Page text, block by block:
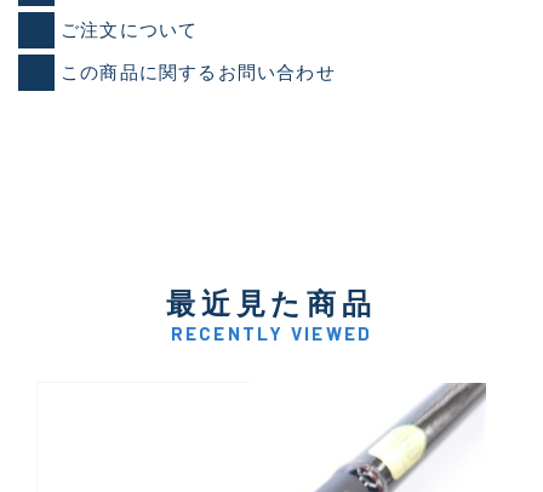
ご注文について
この商品に関するお問い合わせ
最近見た商品
RECENTLY VIEWED